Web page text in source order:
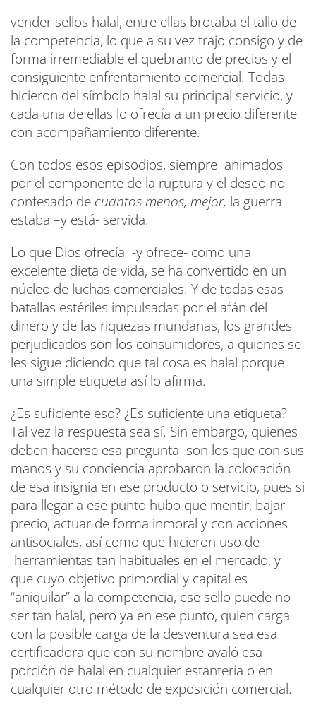
vender sellos halal, entre ellas brotaba el tallo de
la competencia, lo que a su vez trajo consigo y de
forma irremediable el quebranto de precios y el
consiguiente enfrentamiento comercial. Todas
hicieron del símbolo halal su principal servicio, y
cada una de ellas lo ofrecía a un precio diferente
con acompañamiento diferente.
Con todos esos episodios, siempre animados
por el componente de la ruptura y el deseo no
confesado de cuantos menos, mejor, la guerra
estaba –y está- servida.
Lo que Dios ofrecía -y ofrece- como una
excelente dieta de vida, se ha convertido en un
núcleo de luchas comerciales. Y de todas esas
batallas estériles impulsadas por el afán del
dinero y de las riquezas mundanas, los grandes
perjudicados son los consumidores, a quienes se
les sigue diciendo que tal cosa es halal porque
una simple etiqueta así lo afirma.
¿Es suficiente eso? ¿Es suficiente una etiqueta?
Tal vez la respuesta sea sí. Sin embargo, quienes
deben hacerse esa pregunta son los que con sus
manos y su conciencia aprobaron la colocación
de esa insignia en ese producto o servicio, pues si
para llegar a ese punto hubo que mentir, bajar
precio, actuar de forma inmoral y con acciones
antisociales, así como que hicieron uso de
herramientas tan habituales en el mercado, y
que cuyo objetivo primordial y capital es
“aniquilar” a la competencia, ese sello puede no
ser tan halal, pero ya en ese punto, quien carga
con la posible carga de la desventura sea esa
certificadora que con su nombre avaló esa
porción de halal en cualquier estantería o en
cualquier otro método de exposición comercial.